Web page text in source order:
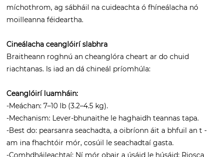
míchothrom, ag sábháil na cuideachta ó fhíneálacha nó
moilleanna féideartha.
Cineálacha ceanglóirí slabhra
Braitheann roghnú an cheanglóra cheart ar do chuid
riachtanas. Is iad an dá chineál príomhúla:
Ceanglóirí luamháin:
-Meáchan: 7–10 lb (3.2–4.5 kg).
-Mechanism: Lever-bhunaithe le haghaidh teannas tapa.
-Best do: pearsanra seachadta, a oibríonn áit a bhfuil an t -
am ina fhachtóir mór, cosúil le seachadtaí gasta.
-Comhdháileachtaí: Ní mór obair a úsáid le húsáid; Riosca